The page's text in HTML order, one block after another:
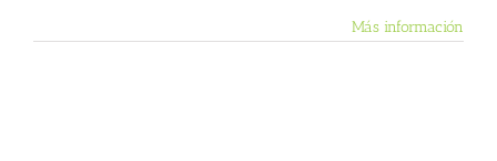
Más información